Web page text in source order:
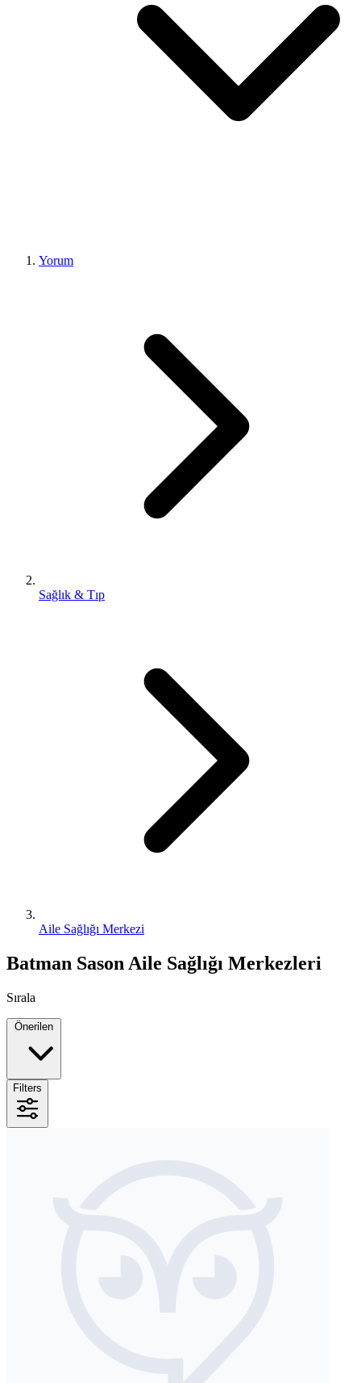
Yorum
Sağlık & Tıp
Aile Sağlığı Merkezi
Batman Sason Aile Sağlığı Merkezleri
Sırala
Filters